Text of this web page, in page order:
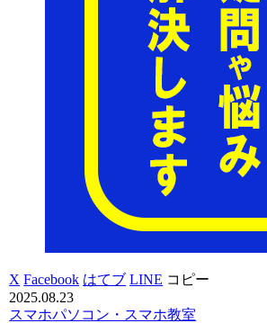
X Facebook はてブ LINE コピー
2025.08.23
スマホパソコン・スマホ教室